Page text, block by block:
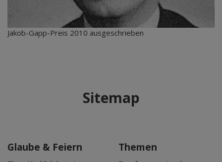
Jakob-Gapp-Preis 2010 ausgeschrieben
Sitemap
Glaube & Feiern Themen